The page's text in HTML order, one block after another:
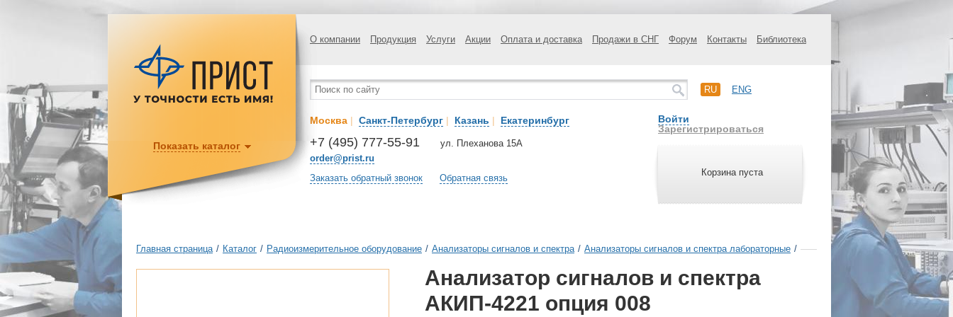
О компании Продукция Услуги Акции Оплата и доставка Продажи в СНГ Форум Контакты Библиотека
RU ENG
Москва | Санкт-Петербург | Казань | Екатеринбург
+7 (495) 777-55-91
order@prist.ru
ул. Плеханова 15А
Заказать обратный звонок Обратная связь
Войти
Зарегистрироваться
Корзина пуста
Показать каталог
Главная страница / Каталог / Радиоизмерительное оборудование / Анализаторы сигналов и спектра / Анализаторы сигналов и спектра лабораторные /
Анализатор сигналов и спектра
АКИП-4221 опция 008